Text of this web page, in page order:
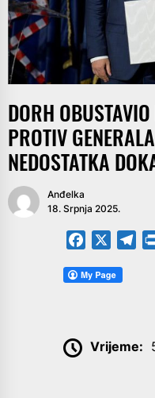
DORH
PROTIV
NEDOSTATKA
Anđelka
18. Srpnja 2025.
Facebook
Vrijeme: